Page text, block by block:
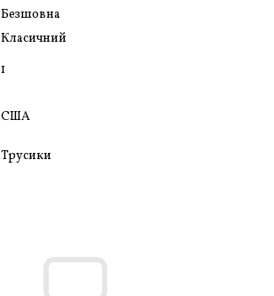
Безшовна
Класичний
1
США
Трусики